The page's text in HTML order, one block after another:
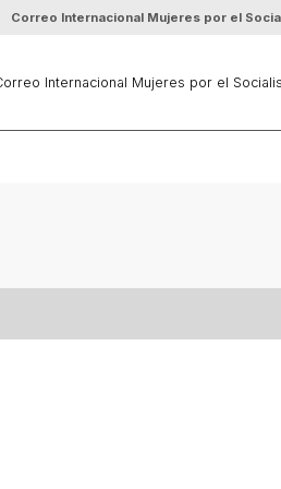
Correo Internacional Mujeres por el
Internacional Mujeres por el